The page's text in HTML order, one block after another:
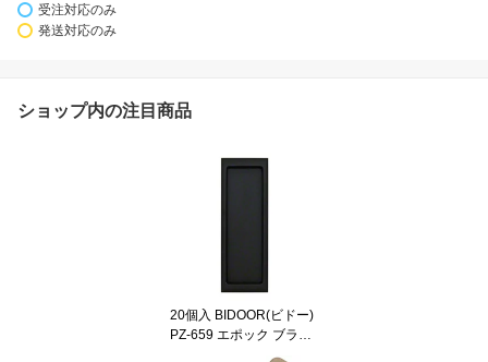
受注対応のみ
発送対応のみ
ショップ内の注目商品
20個入 BIDOOR(ビドー)
PZ-659 エポック ブラッ
ク 105mm(100×33)